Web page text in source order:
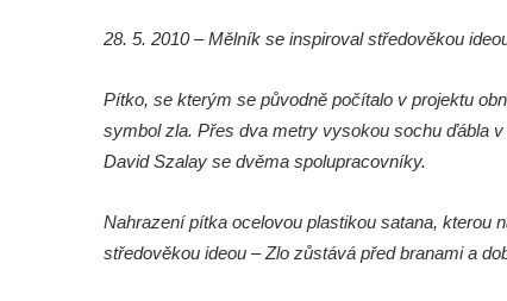
Socha Vydry si hrají v ZOO Hluboká
Socha Matka příroda v ZOO Hluboká
Socha Vlčice s mládětem v ZOO Hluboká
Socha Rys číhající na srnu v ZOO Hluboká
28. 5. 2010 – Mělník se inspiroval středověkou
Pítko, se kterým se původně počítalo v projektu
symbol zla. Přes dva metry vysokou sochu ďábla
David Szalay se dvěma spolupracovníky.
Nahrazení pítka ocelovou plastikou satana, kterou
středověkou ideou – Zlo zůstává před branami a